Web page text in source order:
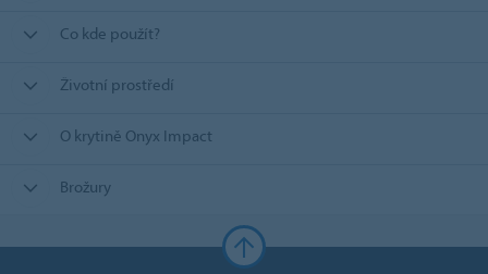
Co kde použít?
Životní prostředí
O krytině Onyx Impact
Brožury